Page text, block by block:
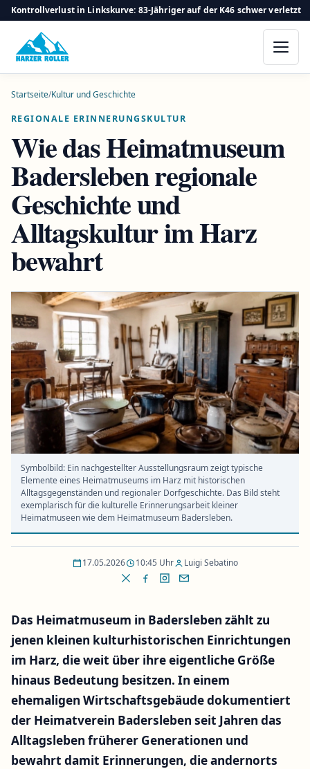
Kontrollverlust in Linkskurve: 83-Jähriger auf der K46 schwer verletzt
Startseite/Kultur und Geschichte
REGIONALE ERINNERUNGSKULTUR
Wie das Heimatmuseum
Badersleben regionale
Geschichte und
Alltagskultur im Harz
bewahrt
Symbolbild: Ein nachgestellter Ausstellungsraum zeigt typische
Elemente eines Heimatmuseums im Harz mit historischen
Alltagsgegenständen und regionaler Dorfgeschichte. Das Bild steht
exemplarisch für die kulturelle Erinnerungsarbeit kleiner
Heimatmuseen wie dem Heimatmuseum Badersleben.
17.05.2026 10:45 Uhr Luigi Sebatino
Das Heimatmuseum in Badersleben zählt zu
jenen kleinen kulturhistorischen Einrichtungen
im Harz, die weit über ihre eigentliche Größe
hinaus Bedeutung besitzen. In einem
ehemaligen Wirtschaftsgebäude dokumentiert
der Heimatverein Badersleben seit Jahren das
Alltagsleben früherer Generationen und
bewahrt damit Erinnerungen, die andernorts